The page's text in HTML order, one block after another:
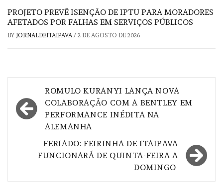
PROJETO PREVÊ ISENÇÃO DE IPTU PARA MORADORES
AFETADOS POR FALHAS EM SERVIÇOS PÚBLICOS
BY JORNALDEITAIPAVA/ 2 DE AGOSTO DE 2026
Navegação
de
Post
ROMULO KURANYI LANÇA NOVA
COLABORAÇÃO COM A BENTLEY EM
PERFORMANCE INÉDITA NA
ALEMANHA
FERIADO: FEIRINHA DE ITAIPAVA
FUNCIONARÁ DE QUINTA-FEIRA A
DOMINGO